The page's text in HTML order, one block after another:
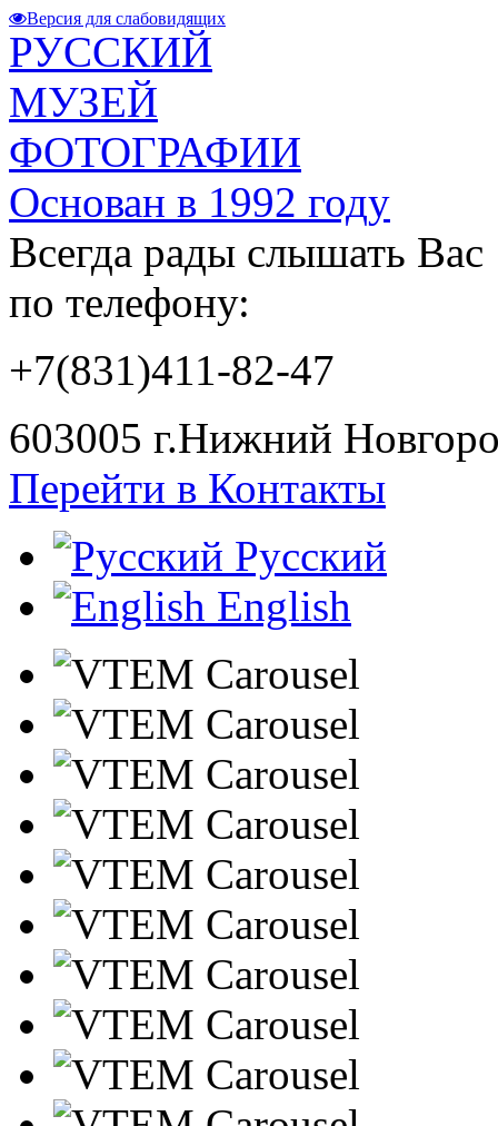
Версия для слабовидящих
РУССКИЙ
МУЗЕЙ
ФОТОГРАФИИ
Основан в 1992 году
Всегда рады слышать Вас
по телефону:
+7(831)411-82-47
603005 г.Нижний
Перейти в Контакты
Русский
English